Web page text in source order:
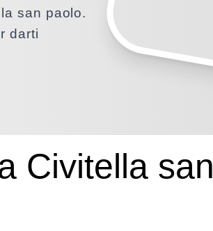
san paolo.
darti
Civitella san